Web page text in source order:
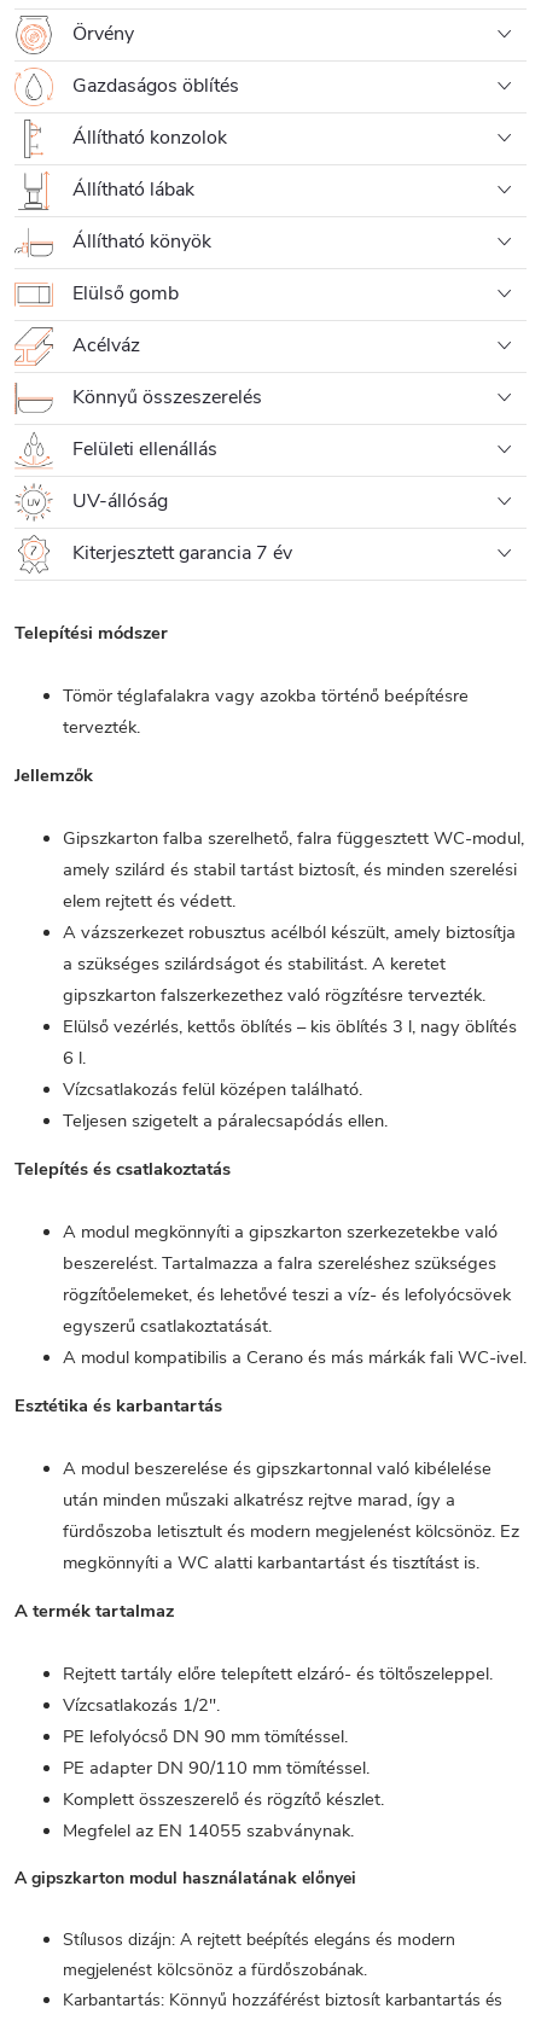
Örvény
Gazdaságos öblítés
Állítható konzolok
Állítható lábak
Állítható könyök
Elülső gomb
Acélváz
Könnyű összeszerelés
Felületi ellenállás
UV-állóság
Kiterjesztett garancia 7 év
Telepítési módszer
Tömör téglafalakra vagy azokba történő beépítésre
tervezték.
Jellemzők
Gipszkarton falba szerelhető, falra függesztett WC-modul,
amely szilárd és stabil tartást biztosít, és minden szerelési
elem rejtett és védett.
A vázszerkezet robusztus acélból készült, amely biztosítja
a szükséges szilárdságot és stabilitást. A keretet
gipszkarton falszerkezethez való rögzítésre tervezték.
Elülső vezérlés, kettős öblítés – kis öblítés 3 l, nagy öblítés
6 l.
Vízcsatlakozás felül középen található.
Teljesen szigetelt a páralecsapódás ellen.
Telepítés és csatlakoztatás
A modul megkönnyíti a gipszkarton szerkezetekbe való
beszerelést. Tartalmazza a falra szereléshez szükséges
rögzítőelemeket, és lehetővé teszi a víz- és lefolyócsövek
egyszerű csatlakoztatását.
A modul kompatibilis a Cerano és más márkák fali WC-ivel.
Esztétika és karbantartás
A modul beszerelése és gipszkartonnal való kibélelése
után minden műszaki alkatrész rejtve marad, így a
fürdőszoba letisztult és modern megjelenést kölcsönöz. Ez
megkönnyíti a WC alatti karbantartást és tisztítást is.
A termék tartalmaz
Rejtett tartály előre telepített elzáró- és töltőszeleppel.
Vízcsatlakozás 1/2".
PE lefolyócső DN 90 mm tömítéssel.
PE adapter DN 90/110 mm tömítéssel.
Komplett összeszerelő és rögzítő készlet.
Megfelel az EN 14055 szabványnak.
A gipszkarton modul használatának előnyei
Stílusos dizájn: A rejtett beépítés elegáns és modern
megjelenést kölcsönöz a fürdőszobának.
Karbantartás: Könnyű hozzáférést biztosít karbantartás és